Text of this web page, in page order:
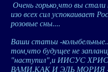
Очень горько,что вы
изо всех сил успокаивает
розовые сны....
Ваши статьи -
том,что будущее не
"наступил",и ИИСУС
ВАМИ.КАК И ЭЛЬ МОРИЯ -